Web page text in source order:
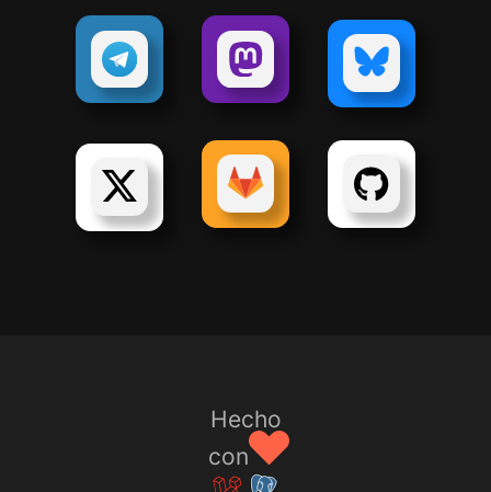
Hecho
con